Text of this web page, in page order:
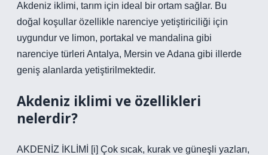
Akdeniz iklimi, tarım için ideal bir ortam sağlar. Bu
doğal koşullar özellikle narenciye yetiştiriciliği için
uygundur ve limon, portakal ve mandalina gibi
narenciye türleri Antalya, Mersin ve Adana gibi illerde
geniş alanlarda yetiştirilmektedir.
Akdeniz iklimi ve özellikleri
nelerdir?
AKDENİZ İKLİMİ [i] Çok sıcak, kurak ve güneşli yazları,